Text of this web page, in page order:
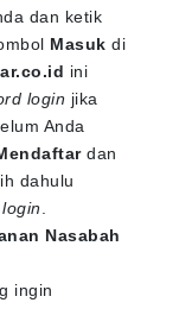
dan ketik
Masuk di
ini
login jika
Anda
dan
dahulu
login
Nasabah
ingin